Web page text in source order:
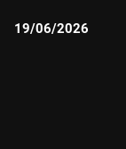
19/06/2026